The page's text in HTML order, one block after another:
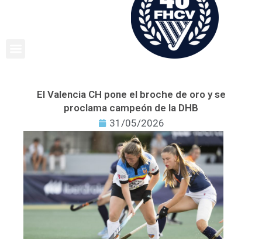
El Valencia CH pone el broche de oro y se
proclama campeón de la DHB
31/05/2026